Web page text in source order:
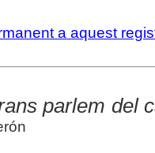
a aquest
parlem del